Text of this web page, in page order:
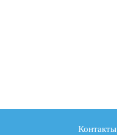
Контакты